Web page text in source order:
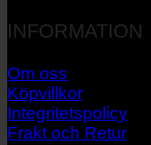
INFORMATION
Om oss
Köpvillkor
Integritetspolicy
Frakt och Retur